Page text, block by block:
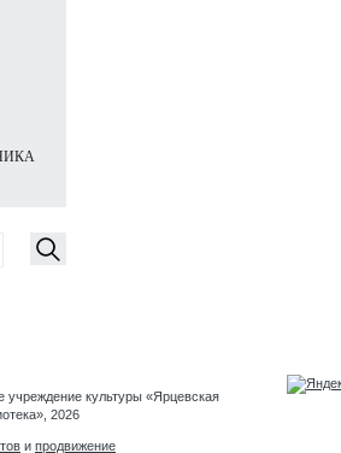
культуры «Ярцевская
2026
и продвижение